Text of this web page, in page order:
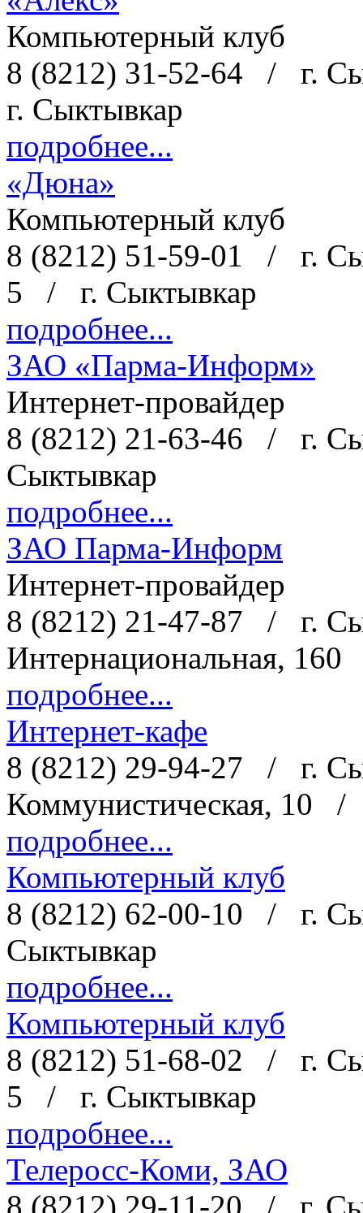
Компьютерный клуб
8 (8212) 31-52-64
/
г.
г. Сыктывкар
подробнее...
«Дюна»
Компьютерный клуб
8 (8212) 51-59-01
/
г.
5
/
г. Сыктывкар
подробнее...
ЗАО «Парма-Информ»
Интернет-провайдер
8 (8212) 21-63-46
/
г.
Сыктывкар
подробнее...
ЗАО Парма-Информ
Интернет-провайдер
8 (8212) 21-47-87
/
г.
Интернациональная, 160
подробнее...
Интернет-кафе
8 (8212) 29-94-27
/
г.
Коммунистическая, 10
/
подробнее...
Компьютерный клуб
8 (8212) 62-00-10
/
г.
Сыктывкар
подробнее...
Компьютерный клуб
8 (8212) 51-68-02
/
г.
5
/
г. Сыктывкар
подробнее...
Телеросс-Коми, ЗАО
8 (8212) 29-11-20
/ г.